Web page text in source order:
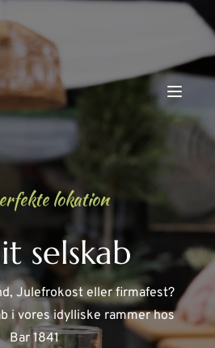
lokation
selskab
Julefrokost eller firmafest?
i vores idylliske rammer hos
Bar 1841